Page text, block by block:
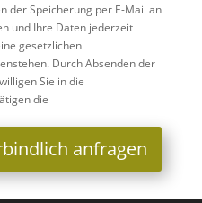
der Speicherung per E-Mail an
und Ihre Daten jederzeit
gesetzlichen
Durch Absenden der
Sie in die
die
anfragen